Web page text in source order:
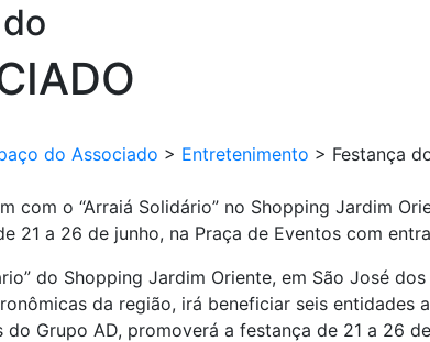
do Associado > Entretenimento > Festança
com o “Arraiá Solidário” no Shopping Jardim
21 a 26 de junho, na Praça de Eventos com
do Shopping Jardim Oriente, em São José
da região, irá beneficiar seis
do Grupo AD, promoverá a festança de 21 a 26